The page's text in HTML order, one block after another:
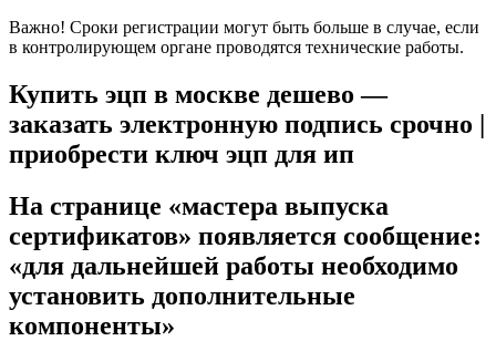
Важно! Сроки регистрации могут быть больше в случае, если
в контролирующем органе проводятся технические работы.
Купить эцп в москве дешево —
заказать электронную подпись срочно |
приобрести ключ эцп для ип
На странице «мастера выпуска
сертификатов» появляется сообщение:
«для дальнейшей работы необходимо
установить дополнительные
компоненты»